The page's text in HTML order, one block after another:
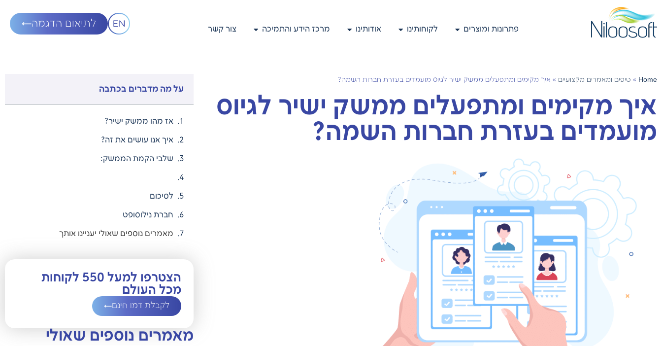
פתרונות ומוצרים לקוחותינו אודותינו מרכז הידע והתמיכה צור קשר
לתיאום הדגמה
Home
» טיפים ומאמרים מקצועיים » איך מקימים ומתפעלים ממשק ישיר לגיוס מועמדים בעזרת חברות השמה?
איך מקימים ומתפעלים ממשק ישיר לגיוס
מועמדים בעזרת חברות השמה?
על מה מדברים בכתבה
אז מהו ממשק ישיר?
איך אנו עושים את זה?
שלבי הקמת הממשק:
לסיכום
חברת נילוסופט
מאמרים נוספים שאולי יעניינו אותך
הצטרפו למעל 550 לקוחות
מכל העולם
לקבלת דמו חינם
מאמרים נוספים שאולי